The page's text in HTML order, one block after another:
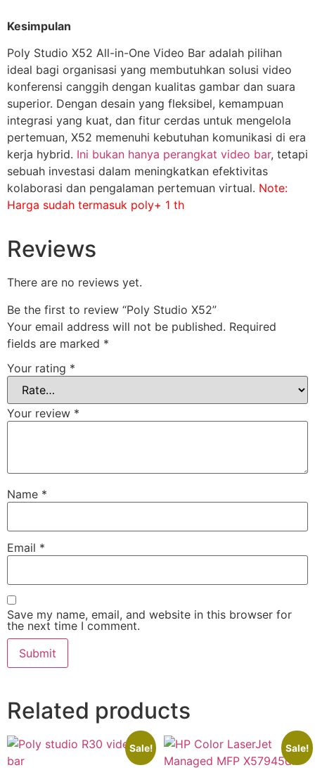
Kesimpulan
Poly Studio X52 All-in-One Video Bar adalah pilihan
ideal bagi organisasi yang membutuhkan solusi video
konferensi canggih dengan kualitas gambar dan suara
superior. Dengan desain yang fleksibel, kemampuan
integrasi yang kuat, dan fitur cerdas untuk mengelola
pertemuan, X52 memenuhi kebutuhan komunikasi di era
kerja hybrid. Ini bukan hanya perangkat video bar, tetapi
sebuah investasi dalam meningkatkan efektivitas
kolaborasi dan pengalaman pertemuan virtual. Note:
Harga sudah termasuk poly+ 1 th
Reviews
There are no reviews yet.
Be the first to review “Poly Studio X52”
Your email address will not be published. Required
fields are marked *
Your rating *
Your review *
Name *
Email *
Save my name, email, and website in this browser for
the next time I comment.
Related products
Sale! Sale!